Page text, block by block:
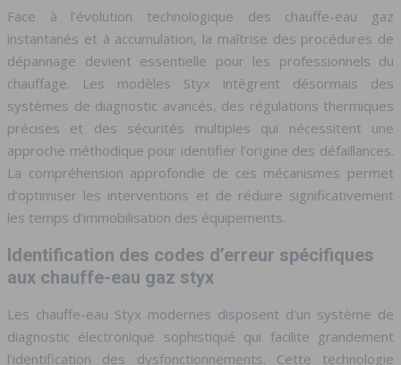
Face à l’évolution technologique des chauffe-eau gaz
instantanés et à accumulation, la maîtrise des procédures de
dépannage devient essentielle pour les professionnels du
chauffage. Les modèles Styx intègrent désormais des
systèmes de diagnostic avancés, des régulations thermiques
précises et des sécurités multiples qui nécessitent une
approche méthodique pour identifier l’origine des défaillances.
La compréhension approfondie de ces mécanismes permet
d’optimiser les interventions et de réduire significativement
les temps d’immobilisation des équipements.
Identification des codes d’erreur spécifiques
aux chauffe-eau gaz styx
Les chauffe-eau Styx modernes disposent d’un système de
diagnostic électronique sophistiqué qui facilite grandement
l’identification des dysfonctionnements. Cette technologie